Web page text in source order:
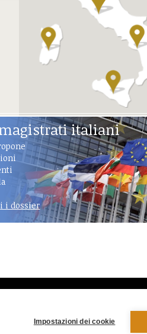
magistrati italiani
i dossier
Impostazioni dei cookie